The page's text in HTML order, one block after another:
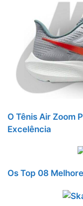
O Tênis Air Zoom
Excelência
Os Top 08